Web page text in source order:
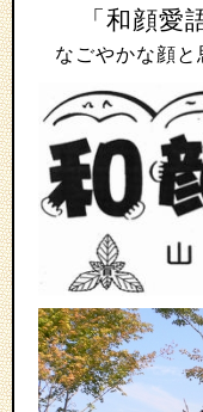
「和顔愛
なごやかな顔